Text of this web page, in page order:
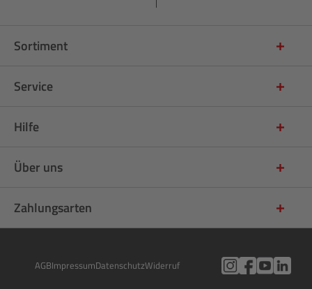
Sortiment
Service
Hilfe
Über uns
Zahlungsarten
AGBImpressumDatenschutzWiderruf